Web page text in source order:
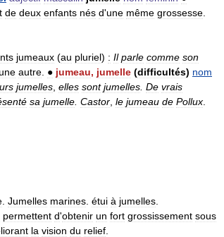
de deux enfants nés d'une même grossesse
jumeaux (au pluriel) : Il parle comme son
autre ● jumeau, jumelle (difficultés) nom
jumelles elles sont jumelles De vrais
sa jumelle Castor le jumeau de Pollux
Jumelles marines étui à jumelles
permettent d'obtenir un fort grossissement sous
la vision du relief